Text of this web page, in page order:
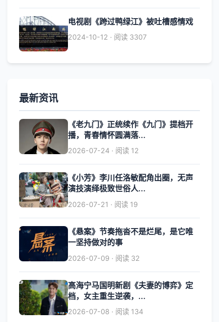
电视剧《跨过鸭绿江》被吐槽感情戏
2024-10-12 · 阅读 3307
最新资讯
《老九门》正统续作《九门》提档开
播，青春情怀圆满落...
2026-07-24 · 阅读 12
《小芳》李川任洛敏配角出圈，无声
演技演绎极致世俗人...
2026-07-21 · 阅读 19
《悬案》节奏拖沓不是烂尾，是它唯
一坚持做对的事
2026-07-09 · 阅读 32
高海宁马国明新剧《夫妻的博弈》定
档，女主重生逆袭，...
2026-07-08 · 阅读 134